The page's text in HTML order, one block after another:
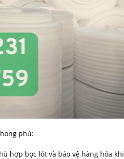
phú:
hợp bọc lót và bảo vệ hàng hóa khi